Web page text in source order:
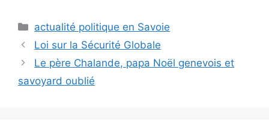
Catégories
actualité politique en Savoie
Loi sur la Sécurité Globale
Le père Chalande, papa Noël genevois et
savoyard oublié